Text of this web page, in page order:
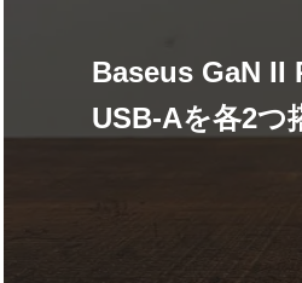
Baseus GaN II
USB-Aを各2つ